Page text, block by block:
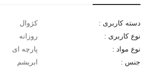
دسته کاربری : کژوال
نوع کاربری : روزانه
نوع مواد : پارچه ای
جنس : ابریشم